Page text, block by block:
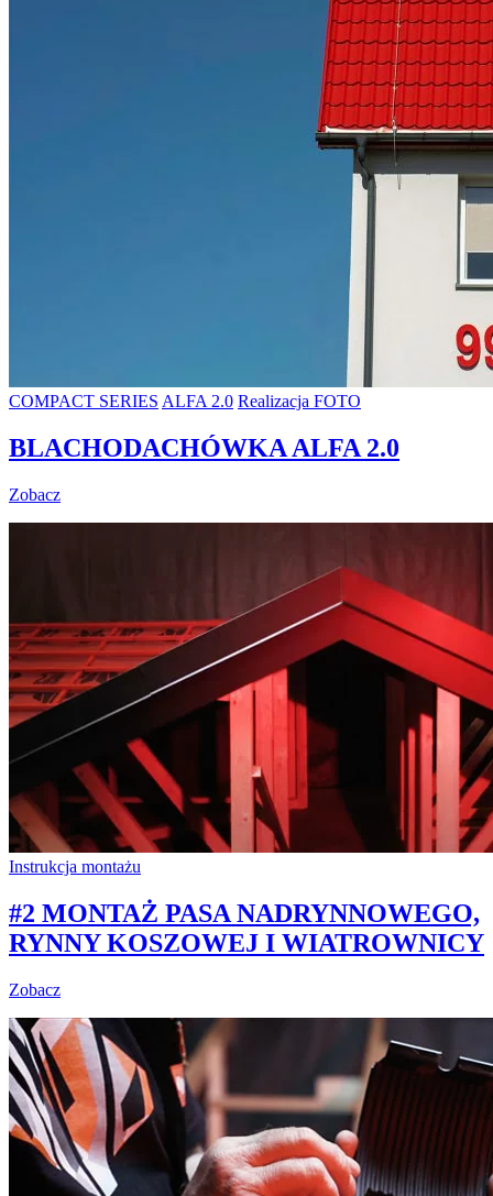
COMPACT SERIES ALFA 2.0 Realizacja FOTO
BLACHODACHÓWKA ALFA 2.0
Zobacz
Instrukcja montażu
#2 MONTAŻ PASA NADRYNNOWEGO,
RYNNY KOSZOWEJ I WIATROWNICY
Zobacz